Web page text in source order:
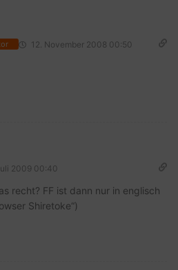
12. November 2008 00:50
2009 00:40
recht? FF ist dann nur in englisch
Shiretoke“)